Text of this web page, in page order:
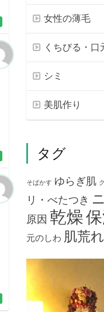
女性の薄毛
くちびる・口
シミ
美肌作り
タグ
そばかす ゆらぎ肌
リ・べたつき
原因 乾燥
元のしわ 肌荒れ